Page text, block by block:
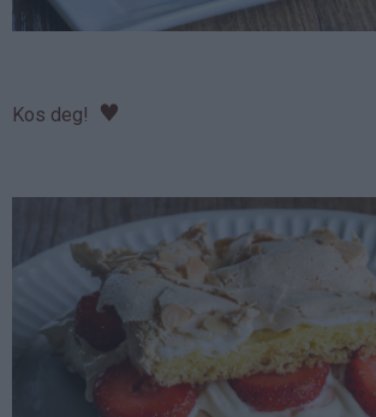
Kos deg! ♥